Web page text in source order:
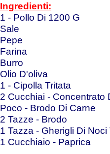
Ingredienti:
1 - Pollo Di 1200 G
Sale
Pepe
Farina
Burro
Olio D'oliva
1 - Cipolla Tritata
2 Cucchiai - Concentrato
Poco - Brodo Di Carne
2 Tazze - Brodo
1 Tazza - Gherigli Di Noci
1 Cucchiaio - Paprica